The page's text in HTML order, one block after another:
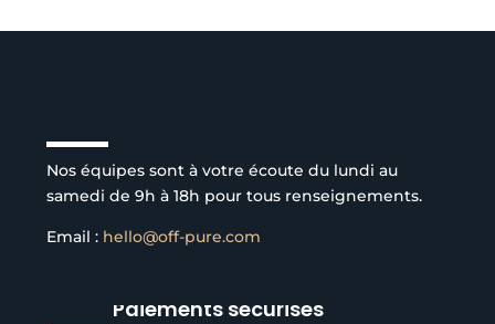
Nos équipes sont à votre écoute du lundi au
samedi de 9h à 18h pour tous renseignements.
Email : hello@off-pure.com
Paiements sécurisés